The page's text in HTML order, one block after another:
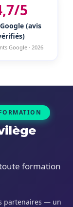
5
(avis
Google · 2026
formation
partenaires — un